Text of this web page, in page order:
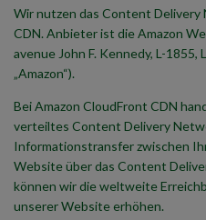
Wir nutzen das Content Delivery
CDN. Anbieter ist die Amazon
avenue John F. Kennedy, L-
„Amazon“).
Bei Amazon CloudFront CDN
verteiltes Content Delivery
Informationstransfer zwischen
Website über das Content
können wir die weltweite
unserer Website erhöhen.